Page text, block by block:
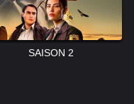
SAISON 2